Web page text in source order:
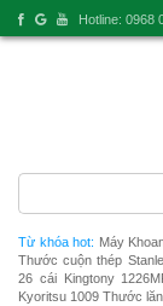
Từ khóa hot: Máy
Thước cuộn thép
26 cái Kingtony
Kyoritsu 1009 Thước
Hotline: 0968